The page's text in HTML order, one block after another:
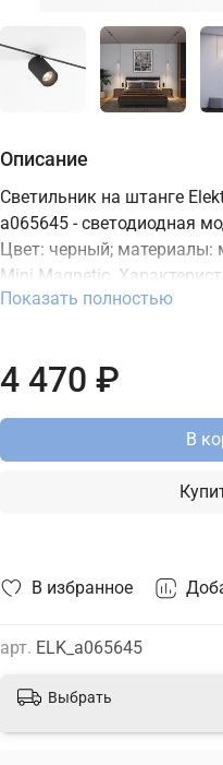
В избранное
арт. ELK_a065645
Описание
Светильник на штанге
a065645 - светодиодная
Цвет: черный; материалы:
Mini Magnetic.
мощность 5 Вт, освещение
можно купить
актуальной ценой на
Показать полностью
4 470 ₽
В
Выбрать